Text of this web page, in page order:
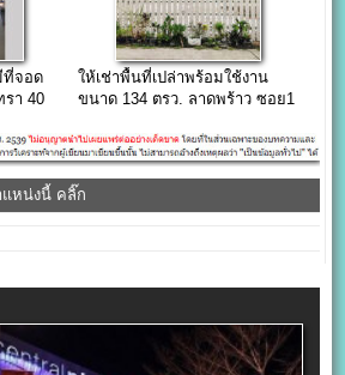
ที่จอด
า 40
ให้เช่าพื้นที่เปล่าพร้อมใช้งาน
ขนาด 134 ตรว. ลาดพร้าว ซอย1
หน่งนี้ คลิ๊ก